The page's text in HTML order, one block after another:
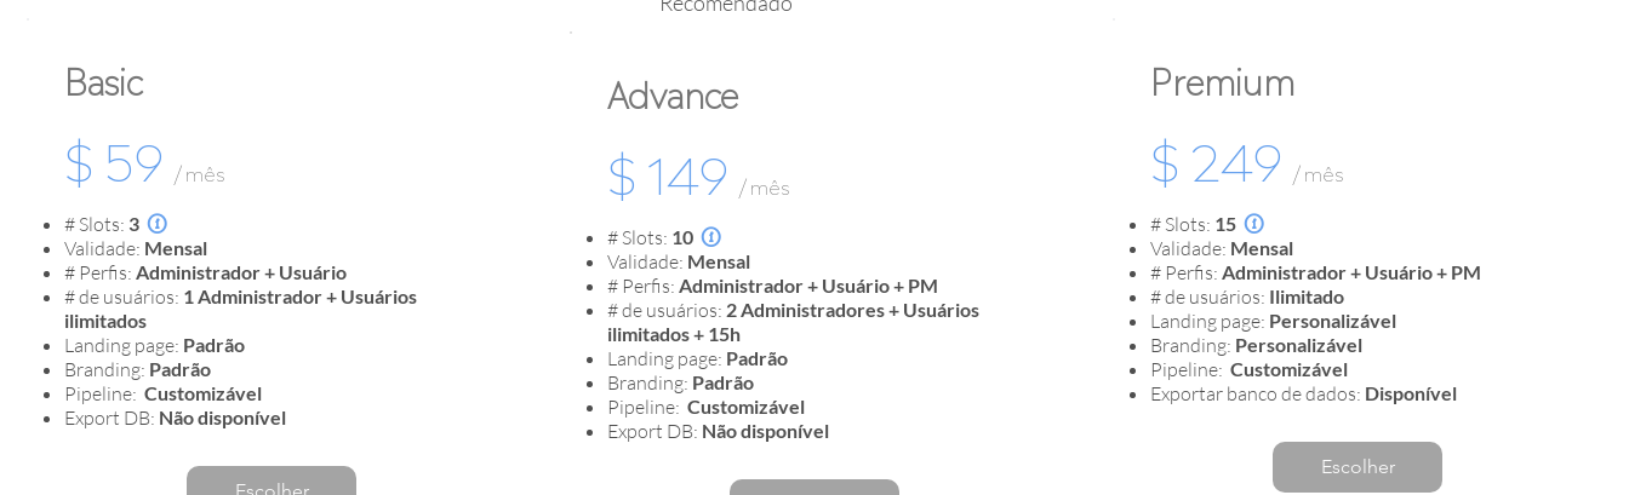
Advance
$ 149 / mês
# Slots: 10 
Validade: Mensal
# Perfis: Administrador + Usuário + PM
# de usuários: 2 Administradores + Usuários
ilimitados + 15h
Landing page: Padrão
Branding: Padrão
Pipeline: Customizável
Export DB: Não disponível
Basic
$ 59 / mês
# Slots: 3 
Validade: Mensal
# Perfis: Administrador + Usuário
# de usuários: 1 Administrador + Usuários
ilimitados
Landing page: Padrão
Branding: Padrão
Pipeline: Customizável
Export DB: Não disponível
Premium
$ 249 / mês
# Slots: 15 
Validade: Mensal
# Perfis: Administrador + Usuário + PM
# de usuários: Ilimitado
Landing page: Personalizável
Branding: Personalizável
Pipeline: Customizável
Exportar banco de dados: Disponível
Escolher